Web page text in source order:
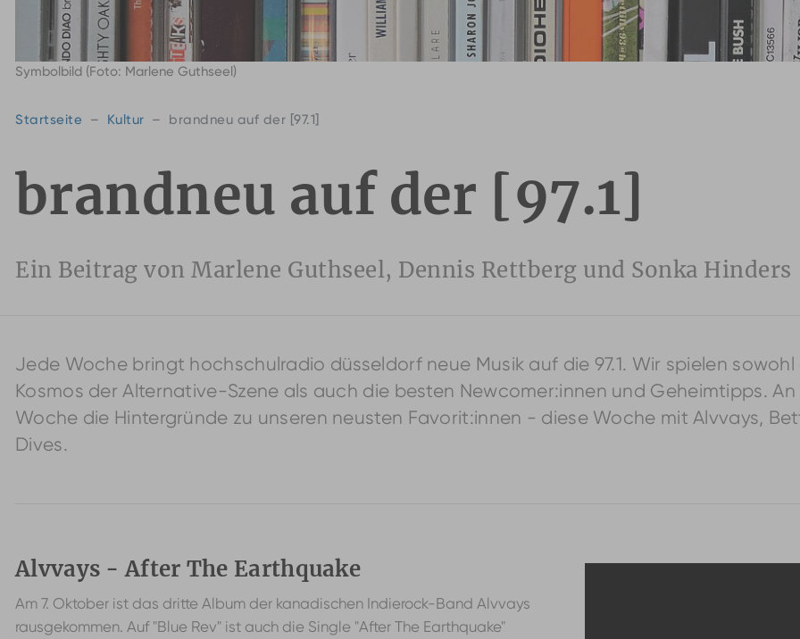
Symbolbild (Foto: Marlene Guthseel)
Startseite Kultur brandneu auf der [97.1]
brandneu auf der [97.1]
Ein Beitrag von Marlene Guthseel, Dennis Rettberg und Sonka Hinders
Jede Woche bringt hochschulradio düsseldorf neue Musik auf die 97.1. Wir spielen
Kosmos der Alternative-Szene als auch die besten Newcomer:innen und Geheimtipps.
Woche die Hintergründe zu unseren neusten Favorit:innen - diese Woche mit Alvvays,
Dives.
Alvvays - After The Earthquake
Am 7. Oktober ist das dritte Album der kanadischen Indierock-Band Alvvays
rausgekommen. Auf "Blue Rev" ist auch die Single "After The Earthquake"